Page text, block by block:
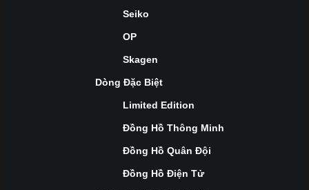
Seiko
OP
Skagen
Dòng Đặc Biệt
Limited Edition
Đồng Hồ Thông Minh
Đồng Hồ Quân Đội
Đồng Hồ Điện Tử